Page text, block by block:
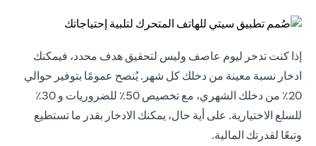
إذا كنت تدخر ليوم عاصف وليس لتحقيق هدف محدد، فيمكنك
ادخار نسبة معينة من دخلك كل شهر. يُنصح عمومًا بتوفير حوالي
20٪ من دخلك الشهري، مع تخصيص 50٪ للضروريات و 30٪
للسلع الاختيارية. على أية حال، يمكنك الادخار بقدر ما تستطيع
وتبعًا لقدرتك المالية.